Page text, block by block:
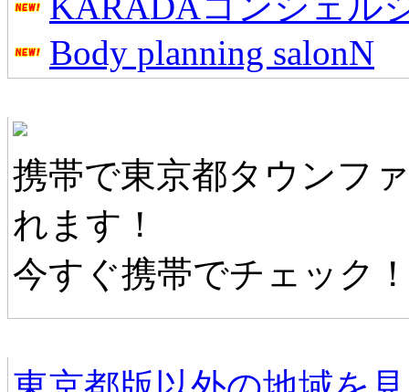
Body planning salonN
携帯で東京都タウンフ
れます！
今すぐ携帯でチェック